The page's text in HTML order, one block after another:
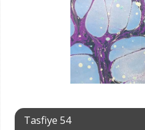
Tasfiye 54